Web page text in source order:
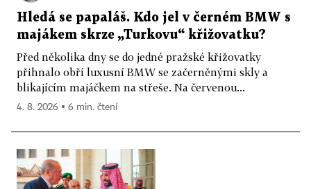
Hledá se papaláš. Kdo jel v černém BMW s
majákem skrze „Turkovu“ křižovatku?
Před několika dny se do jedné pražské křižovatky
přihnalo obří luxusní BMW se začerněnými skly a
blikajícím majáčkem na střeše. Na červenou...
4. 8. 2026 ▪ 6 min. čtení